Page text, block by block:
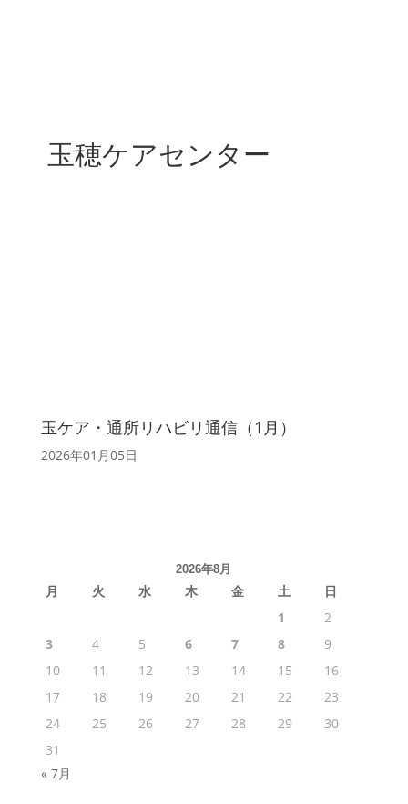
玉穂ケアセンター
玉ケア・通所リハビリ通信（1月）
2026年01月05日
2026年8月
月 火 水 木 金 土
日
1
2
3
4 5 6 7 8
9
10
11 12 13 14 15
16
17
18 19 20 21 22
23
24
25 26 27 28 29
30
31
« 7月